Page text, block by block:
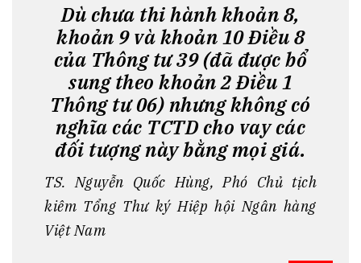
Dù chưa thi hành khoản 8,
khoản 9 và khoản 10 Điều 8
của Thông tư 39 (đã được bổ
sung theo khoản 2 Điều 1
Thông tư 06) nhưng không có
nghĩa các TCTD cho vay các
đối tượng này bằng mọi giá.
TS. Nguyễn Quốc Hùng, Phó Chủ tịch
kiêm Tổng Thư ký Hiệp hội Ngân hàng
Việt Nam